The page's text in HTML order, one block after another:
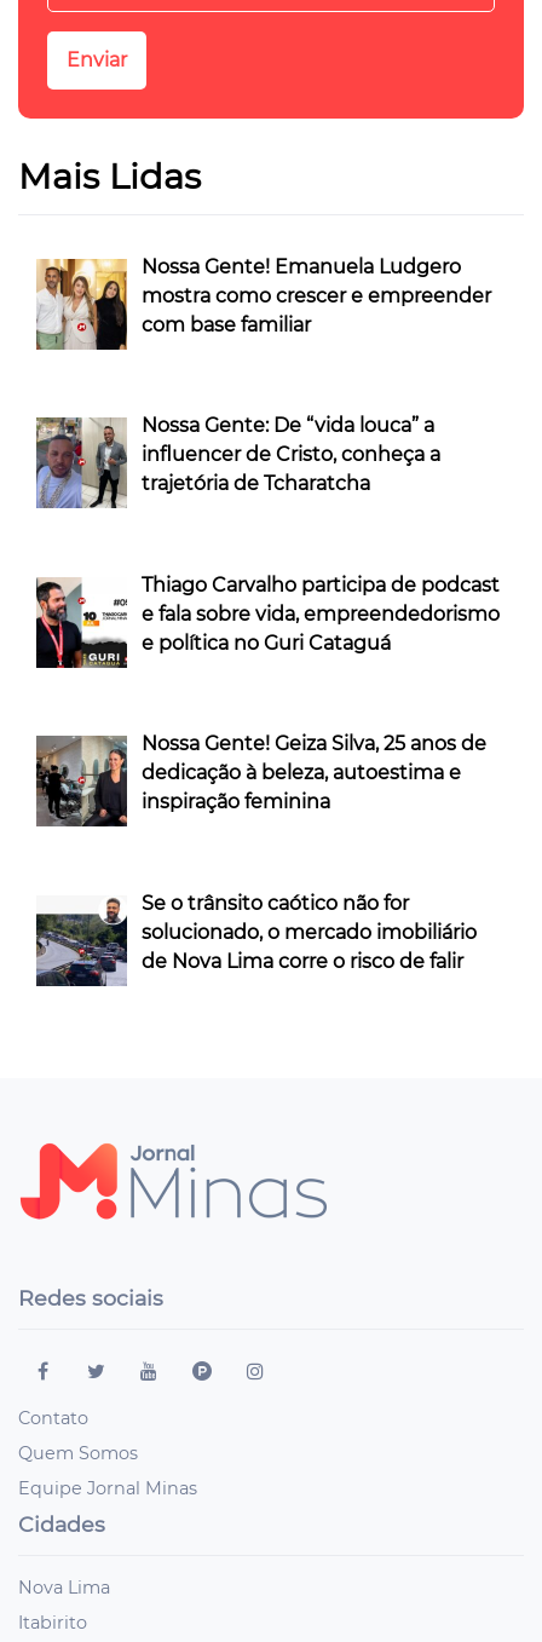
Mais Lidas
Nossa Gente! Emanuela Ludgero
mostra como crescer e empreender
com base familiar
Nossa Gente: De “vida louca” a
influencer de Cristo, conheça a
trajetória de Tcharatcha
Thiago Carvalho participa de podcast
e fala sobre vida, empreendedorismo
e política no Guri Cataguá
Nossa Gente! Geiza Silva, 25 anos de
dedicação à beleza, autoestima e
inspiração feminina
Se o trânsito caótico não for
solucionado, o mercado imobiliário
de Nova Lima corre o risco de falir
Redes sociais
Contato
Quem Somos
Equipe Jornal Minas
Cidades
Nova Lima
Itabirito